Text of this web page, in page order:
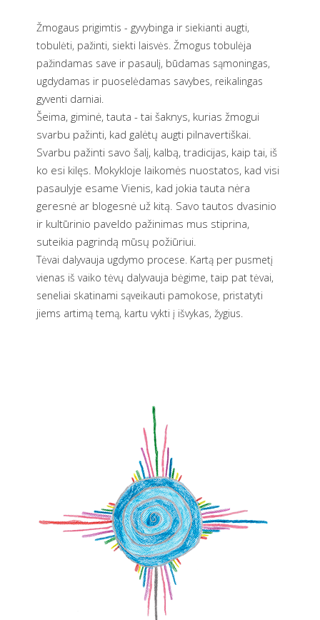
Žmogaus prigimtis - gyvybinga ir siekianti augti,
tobulėti, pažinti, siekti laisvės. Žmogus tobulėja
pažindamas save ir pasaulį, būdamas sąmoningas,
ugdydamas ir puoselėdamas savybes, reikalingas
gyventi darniai.
Šeima, giminė, tauta - tai šaknys, kurias žmogui
svarbu pažinti, kad galėtų augti pilnavertiškai.
Svarbu pažinti savo šalį, kalbą, tradicijas, kaip tai, iš
ko esi kilęs. Mokykloje laikomės nuostatos, kad visi
pasaulyje esame Vienis, kad jokia tauta nėra
geresnė ar blogesnė už kitą. Savo tautos dvasinio
ir kultūrinio paveldo pažinimas mus stiprina,
suteikia pagrindą mūsų požiūriui.
Tėvai dalyvauja ugdymo procese. Kartą per pusmetį
vienas iš vaiko tėvų dalyvauja bėgime, taip pat tėvai,
seneliai skatinami sąveikauti pamokose, pristatyti
jiems artimą temą, kartu vykti į išvykas, žygius.